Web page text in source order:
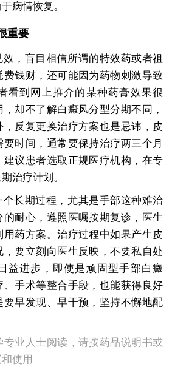
病情恢复。
重要
，盲目相信所谓的特效药或者祖
费钱财，还可能因为药物刺激导致
看到网上推介的某种药膏效果很
却不了解白癜风分型分期不同，
，反复更换治疗方案也是忌讳，皮
时间，通常要保持治疗两三个月
建议患者选取正规医疗机构，在专
治疗计划。
长期过程，尤其是手部这种难治
耐心，遵照医嘱按期复诊，医生
药方案。治疗过程中如果产生皮
，要立刻向医生反映，不要私自处
益进步，即使是顽固型手部白癜
、手术等整合手段，也能获得良好
要早发现、早干预，坚持不懈地配
专业人士阅读，请按药品说明书或
使用